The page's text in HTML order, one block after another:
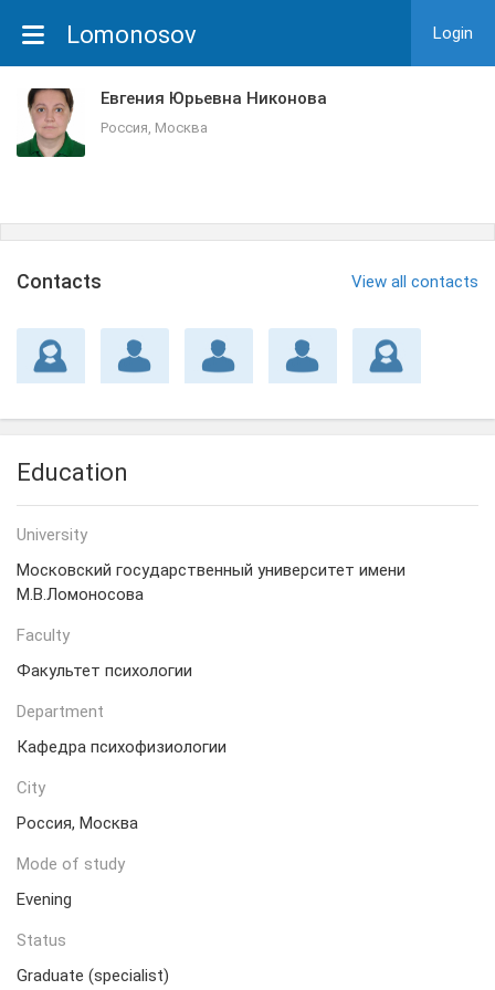
Lomonosov Login
Евгения Юрьевна Никонова
Россия, Москва
Сontacts View all contacts
Education
University
Московский государственный университет имени
М.В.Ломоносова
Faculty
Факультет психологии
Department
Кафедра психофизиологии
City
Россия, Москва
Mode of study
Evening
Status
Graduate (specialist)